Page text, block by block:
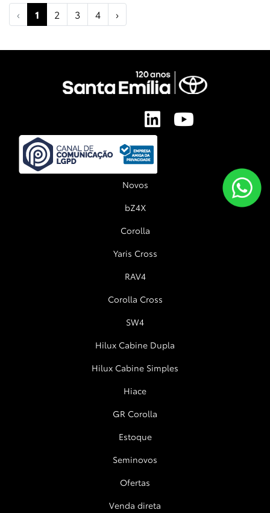
‹ 1 2 3 4 ›
Novos
bZ4X
Corolla
Yaris Cross
RAV4
Corolla Cross
SW4
Hilux Cabine Dupla
Hilux Cabine Simples
Hiace
GR Corolla
Estoque
Seminovos
Ofertas
Venda direta